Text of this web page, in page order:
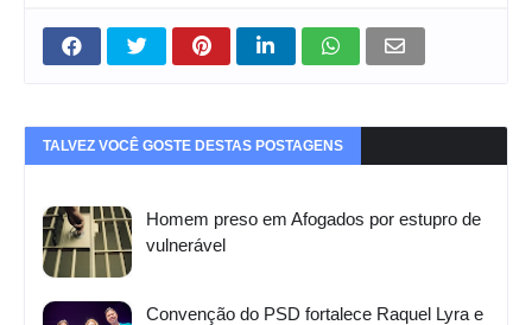
TALVEZ VOCÊ GOSTE DESTAS POSTAGENS
Homem preso em Afogados por estupro de
vulnerável
Convenção do PSD fortalece Raquel Lyra e